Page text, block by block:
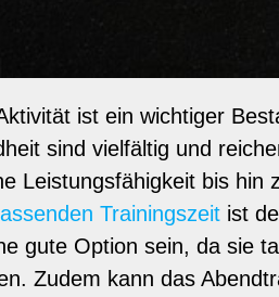
ist ein wichtiger
sind vielfältig und
Leistungsfähigkeit bis
Trainingszeit ist
gute Option sein, da sie
Zudem kann das